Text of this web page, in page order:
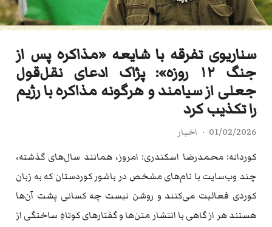
سناریوی تفرقه با شایعه «مذاکره پس از
جنگ ۱۲ روزه»: پژاک ادعای نقل‌قول
جعلی از سیامند و هرگونه مذاکره با رژیم
را تکذیب کرد
01/02/2026
اخبار
کوردانه: محمدرضا اسکندری: امروز، همانند سال‌های گذشته،
چند وب‌سایت با نام‌های مشخص در باشور کوردستان که به زبان
کوردی فعالیت می‌کنند و روشن نیست چه کسانی پشت آن‌ها
هستند هر از گاهی با انتشار متن‌ها و گفتارهای کوتاهِ ساختگی از